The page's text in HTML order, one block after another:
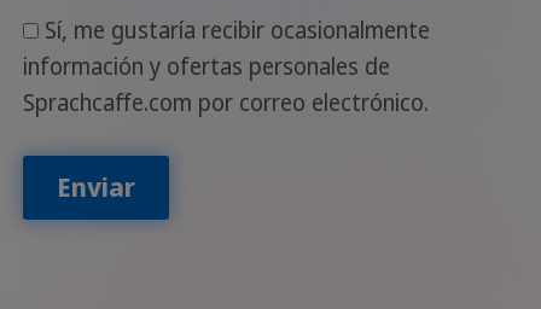
información y ofertas personales de
Sprachcaffe.com por correo electrónico.
Enviar